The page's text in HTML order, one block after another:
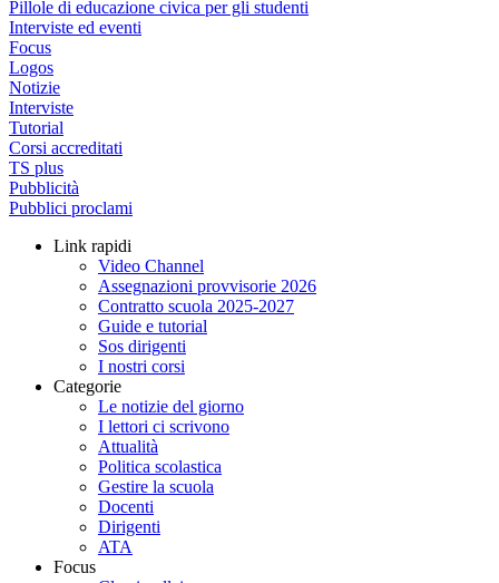
Pillole di educazione civica per gli studenti
Interviste ed eventi
Focus
Logos
Notizie
Interviste
Tutorial
Corsi accreditati
TS plus
Pubblicità
Pubblici proclami
Link rapidi
Video Channel
Assegnazioni provvisorie 2026
Contratto scuola 2025-2027
Guide e tutorial
Sos dirigenti
I nostri corsi
Categorie
Le notizie del giorno
I lettori ci scrivono
Attualità
Politica scolastica
Gestire la scuola
Docenti
Dirigenti
ATA
Focus